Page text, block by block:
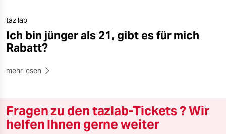
taz lab
Ich bin jünger als 21, gibt es für mich
Rabatt?
mehr lesen
Fragen zu den tazlab-Tickets ? Wir
helfen Ihnen gerne weiter